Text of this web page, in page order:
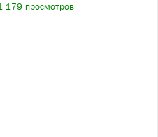
179 просмотров